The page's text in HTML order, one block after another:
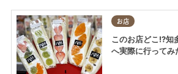
お店
このお店どこ!?知
へ実際に行ってみ